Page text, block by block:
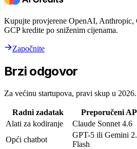
Kupujte provjerene OpenAI,
GCP kredite po sniženim cijenama.
Započnite
Brzi odgovor
Za većinu startupova, pravi skup u
Radni zadatak Preporučeni
Alati za kodiranje
Claude Sonnet 4.6
Opći chatbot
GPT-5 ili Gemini
Flash